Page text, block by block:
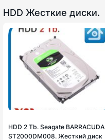
HDD Жесткие диски.
HDD 2 Tb. Seagate BARRACUDA
ST2000DM008. Жесткий диск